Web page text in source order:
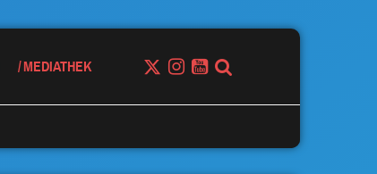
MEDIATHEK